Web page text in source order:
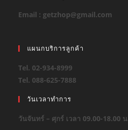
Email : getzhop@gmail.com
แผนกบริการลูกค้า
Tel. 02-934-8999
Tel. 088-625-7888
วันเวลาทำการ
วันจันทร์ – ศุกร์ เวลา 09.00-18.00 น